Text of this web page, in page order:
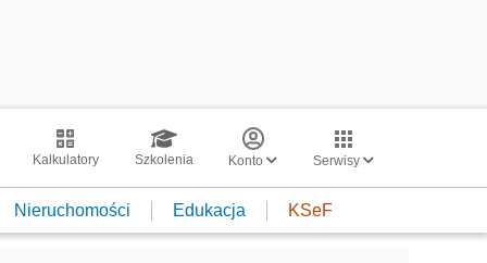
Kalkulatory Szkolenia Konto Serwisy
Nieruchomości Edukacja KSeF